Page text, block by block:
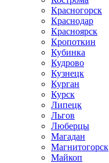
Красногорск
Краснодар
Красноярск
Кропоткин
Кубинка
Кудрово
Кузнецк
Курган
Курск
Липецк
Льгов
Люберцы
Магадан
Магнитогорск
Майкоп